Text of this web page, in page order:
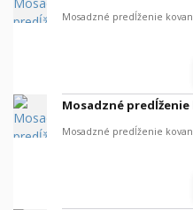
Mosadzné predĺženie
Mosadzné predĺženie
Mosadzné predĺženie